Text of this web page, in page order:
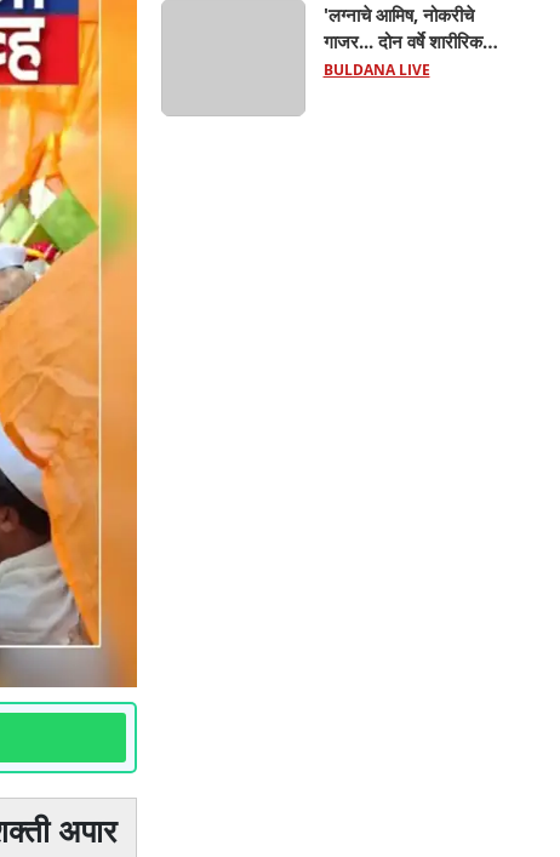
अपार
'लग्नाचे आमिष, नोकरीचे
गाजर... दोन वर्षे शारीरिक
शोषण; गर्भवती झाल्यावर पैसे
BULDANA LIVE